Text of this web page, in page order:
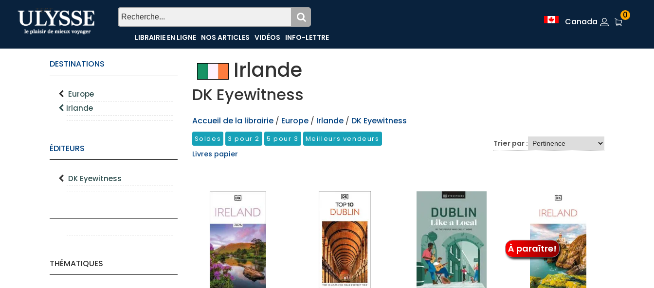
TEST
LIBRAIRIE EN LIGNE NOS ARTICLES VIDÉOS INFO-LETTRE
Canada
0
DESTINATIONS
Europe
Irlande
ÉDITEURS
DK Eyewitness
THÉMATIQUES
Irlande
DK Eyewitness
Accueil de la librairie / Europe / Irlande / DK Eyewitness
Soldes 3 pour 2 5 pour 3 Meilleurs vendeurs
Livres papier
Trier par :
À paraître!